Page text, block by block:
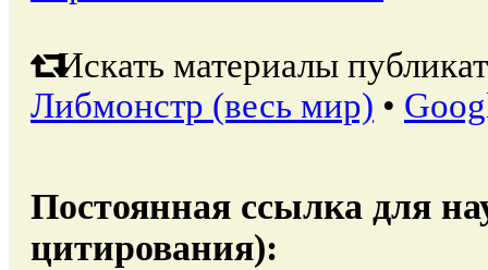
Искать материалы
Либмонстр (весь мир) •
Постоянная ссылка для
цитирования):